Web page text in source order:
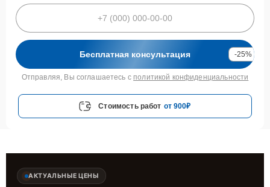
Бесплатная консультация -25%
Отправляя, Вы соглашаетесь с политикой конфиденциальности
Стоимость работ от 900₽
АКТУАЛЬНЫЕ ЦЕНЫ